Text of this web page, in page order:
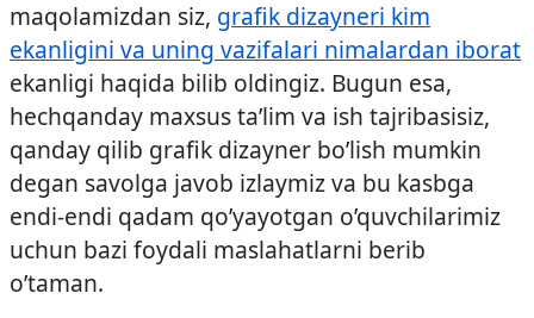
maqolamizdan siz, grafik dizayneri kim
ekanligini va uning vazifalari nimalardan iborat
ekanligi haqida bilib oldingiz. Bugun esa,
hechqanday maxsus ta’lim va ish tajribasisiz,
qanday qilib grafik dizayner bo’lish mumkin
degan savolga javob izlaymiz va bu kasbga
endi-endi qadam qo’yayotgan o’quvchilarimiz
uchun bazi foydali maslahatlarni berib
o’taman.